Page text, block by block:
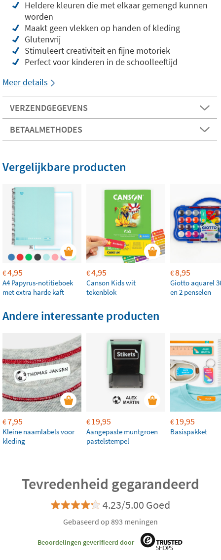
Heldere kleuren die met elkaar gemengd kunnen
worden
Maakt geen vlekken op handen of kleding
Glutenvrij
Stimuleert creativiteit en fijne motoriek
Perfect voor kinderen in de schoolleeftijd
Meer details
VERZENDGEGEVENS
BETAALMETHODES
Vergelijkbare producten
€4,95
A4 Papyrus-notitieboek
met extra harde kaft
€4,95
Canson Kids wit
tekenblok
€8,95
Giotto aquarel
en 2 penselen
Andere interessante producten
€7,95
Kleine naamlabels voor
kleding
€19,95
Aangepaste muntgroen
pastelstempel
€19,95
Basispakket
Tevredenheid gegarandeerd
4.23/5.00 Goed
Gebaseerd op 893 meningen
Beoordelingen geverifieerd door